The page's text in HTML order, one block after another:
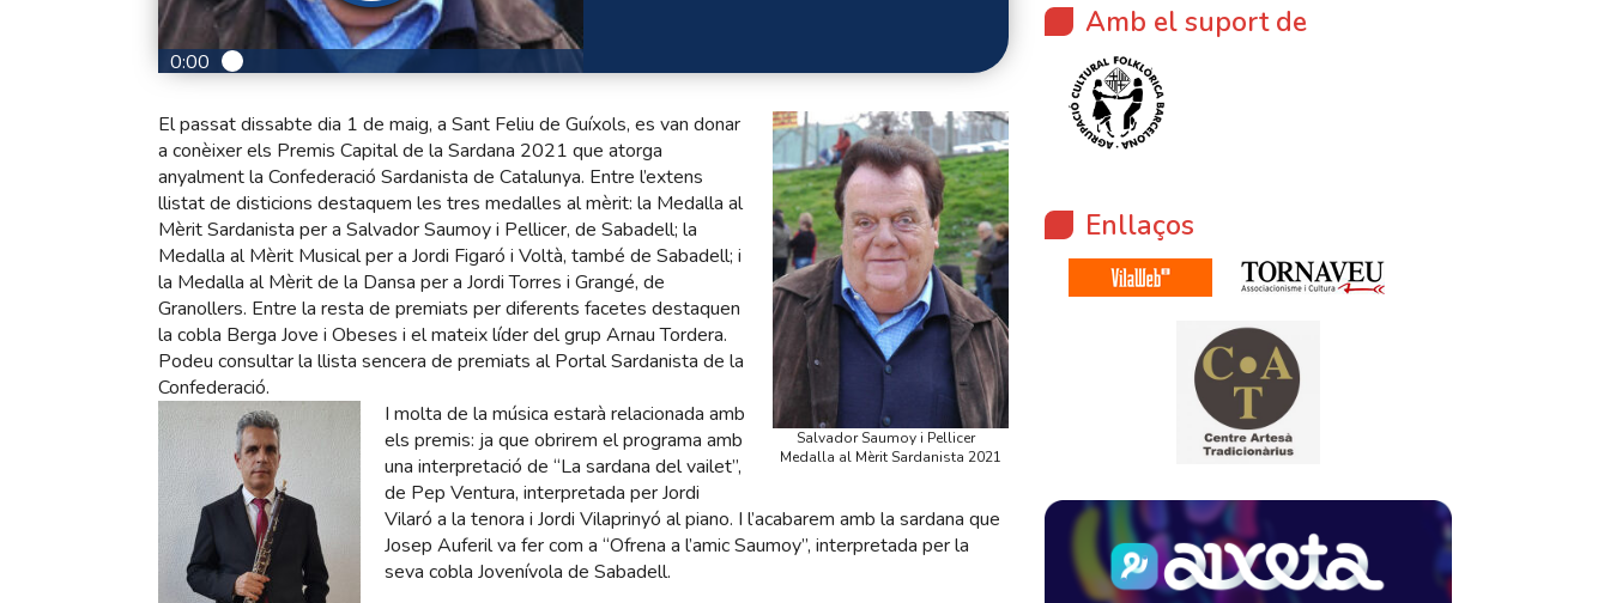
0:00
Salvador Saumoy i Pellicer
Medalla al Mèrit Sardanista 2021
El passat dissabte dia 1 de maig, a Sant Feliu de Guíxols, es van donar
a conèixer els Premis Capital de la Sardana 2021 que atorga
anyalment la Confederació Sardanista de Catalunya. Entre l’extens
llistat de disticions destaquem les tres medalles al mèrit: la Medalla al
Mèrit Sardanista per a Salvador Saumoy i Pellicer, de Sabadell; la
Medalla al Mèrit Musical per a Jordi Figaró i Voltà, també de Sabadell; i
la Medalla al Mèrit de la Dansa per a Jordi Torres i Grangé, de
Granollers. Entre la resta de premiats per diferents facetes destaquen
la cobla Berga Jove i Obeses i el mateix líder del grup Arnau Tordera.
Podeu consultar la llista sencera de premiats al Portal Sardanista de la
Confederació.
I molta de la música estarà relacionada amb
els premis: ja que obrirem el programa amb
una interpretació de “La sardana del vailet”,
de Pep Ventura, interpretada per Jordi
Vilaró a la tenora i Jordi Vilaprinyó al piano. I l’acabarem amb la sardana que
Josep Auferil va fer com a “Ofrena a l’amic Saumoy”, interpretada per la
seva cobla Jovenívola de Sabadell.
Amb el suport de
Enllaços